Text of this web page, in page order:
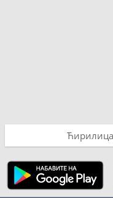
Ћирилица